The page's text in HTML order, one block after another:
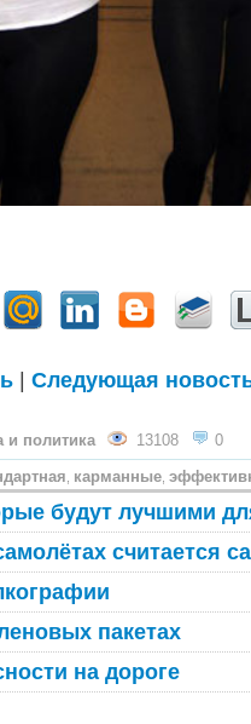
| Следующая
и политика 13108
0
карманные
будут лучшими
считается
пакетах
на дороге